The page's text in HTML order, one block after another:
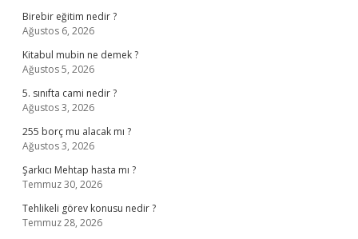
Birebir eğitim nedir ?
Ağustos 6, 2026
Kitabul mubin ne demek ?
Ağustos 5, 2026
5. sınıfta cami nedir ?
Ağustos 3, 2026
255 borç mu alacak mı ?
Ağustos 3, 2026
Şarkıcı Mehtap hasta mı ?
Temmuz 30, 2026
Tehlikeli görev konusu nedir ?
Temmuz 28, 2026